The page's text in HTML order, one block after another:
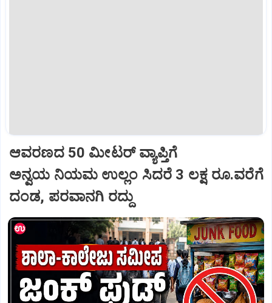
ಆವರಣದ 50 ಮೀಟರ್‌ ವ್ಯಾಪ್ತಿಗೆ
ಅನ್ವಯ ನಿಯಮ ಉಲ್ಲಂ ಸಿದರೆ 3 ಲಕ್ಷ ರೂ.ವರೆಗೆ
ದಂಡ, ಪರವಾನಗಿ ರದ್ದು